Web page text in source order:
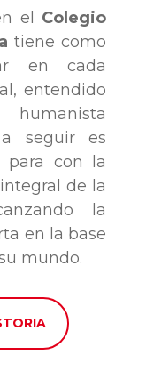
el Colegio
tiene como
en cada
entendido
seguir es
para con la
de la
la
en la base
mundo.